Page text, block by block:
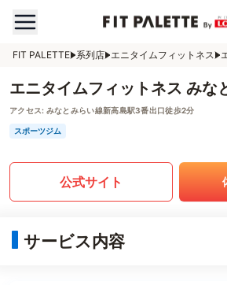
FIT PALETTE 系列店 エニタイムフィットネス
エニタイムフィットネス みな
アクセス: みなとみらい線新高島駅3番出口徒歩2分
スポーツジム
公式サイト
サービス内容